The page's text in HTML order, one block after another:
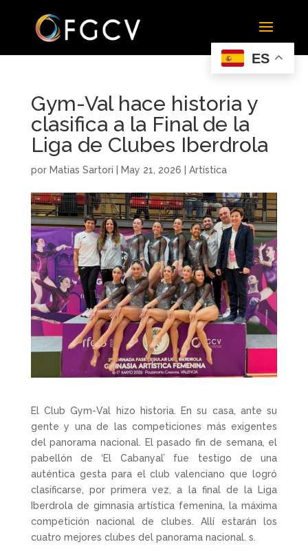
Gym-Val hace historia y
clasifica a la Final de la
Liga de Clubes Iberdrola
por Matias Sartori May 21, 2026 Artística
El Club Gym-Val hizo historia. En su casa, ante su
gente y una de las competiciones más exigentes
del panorama nacional. El pasado fin de semana, el
pabellón de ‘El Cabanyal’ fue testigo de una
auténtica gesta para el club valenciano que logró
clasificarse, por primera vez, a la final de la Liga
Iberdrola de gimnasia artística femenina, la máxima
competición nacional de clubes. Allí estarán los
cuatro mejores clubes del panorama nacional. s.
ES